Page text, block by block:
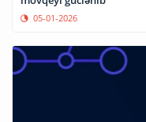
05-01-2026